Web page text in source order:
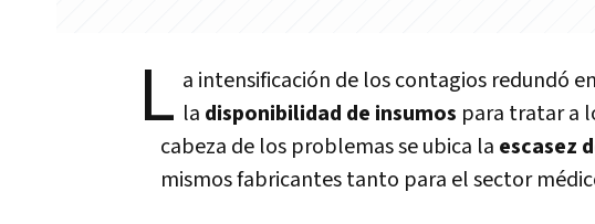
L a intensificación de los contagios redundó
la disponibilidad de insumos para tratar a
cabeza de los problemas se ubica la escasez
mismos fabricantes tanto para el sector